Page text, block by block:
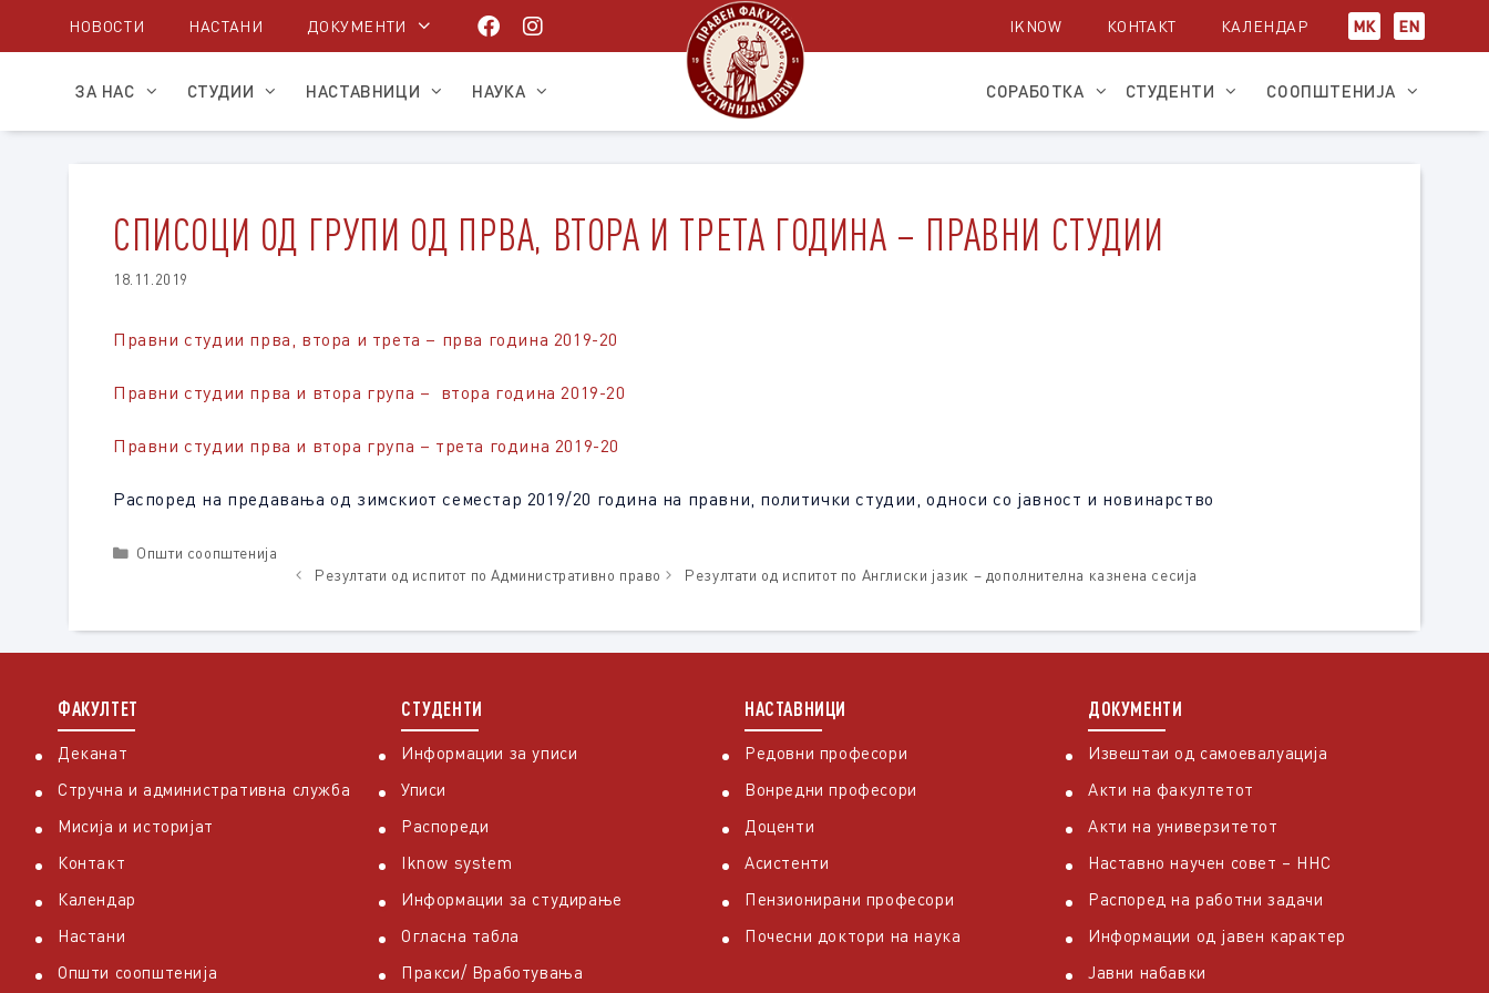
НОВОСТИ НАСТАНИ ДОКУМЕНТИ IKNOW КОНТАКТ КАЛЕНДАР МК EN
ЗА НАС СТУДИИ НАСТАВНИЦИ НАУКА СОРАБОТКА СТУДЕНТИ СООПШТЕНИЈА
СПИСОЦИ ОД ГРУПИ ОД ПРВА, ВТОРА И ТРЕТА ГОДИНА – ПРАВНИ СТУДИИ
18.11.2019
Правни студии прва, втора и трета – прва година 2019-20
Правни студии прва и втора група – втора година 2019-20
Правни студии прва и втора група – трета година 2019-20
Распоред на предавања од зимскиот семестар 2019/20 година на правни, политички студии, односи со јавност и новинарство
Categories
Општи соопштенија
Резултати од испитот по Административно право
Резултати од испитот по Англиски јазик – дополнителна казнена сесија
ФАКУЛТЕТ
Деканат
Стручна и административна служба
Мисија и историјат
Контакт
Календар
Настани
Општи соопштенија
СТУДЕНТИ
Информации за уписи
Уписи
Распореди
Iknow system
Информации за студирање
Огласна табла
Пракси/ Вработувања
НАСТАВНИЦИ
Редовни професори
Вонредни професори
Доценти
Асистенти
Пензионирани професори
Почесни доктори на наука
ДОКУМЕНТИ
Извештаи од самоевалуација
Акти на факултетот
Акти на универзитетот
Наставно научен совет – ННС
Распоред на работни задачи
Информации од јавен карактер
Јавни набавки